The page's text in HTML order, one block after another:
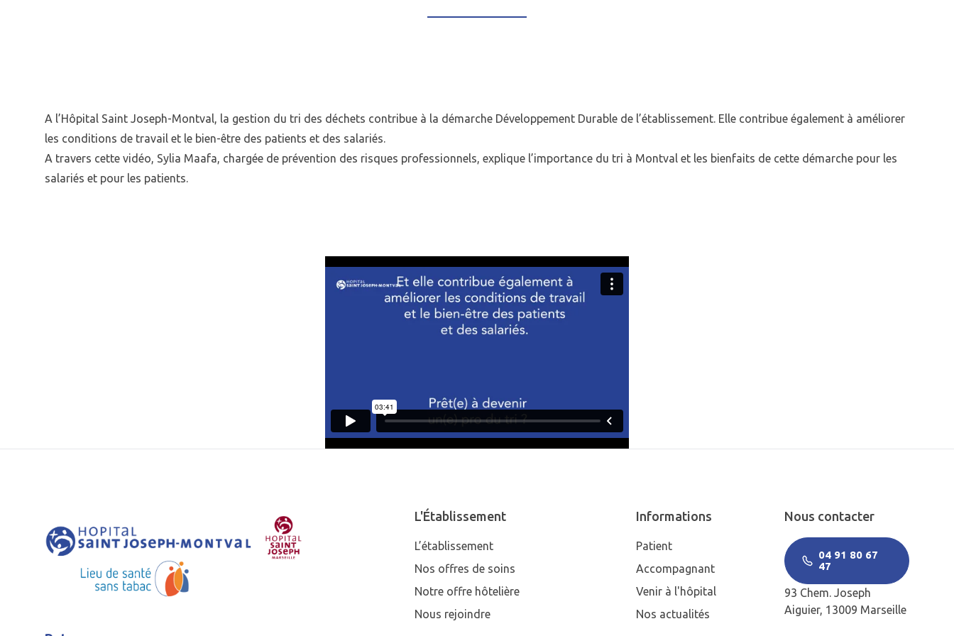
A l’Hôpital Saint Joseph-Montval, la gestion du tri des déchets contribue à la démarche Développement Durable de l’établissement. Elle contribue également à améliorer
les conditions de travail et le bien-être des patients et des salariés.
A travers cette vidéo, Sylia Maafa, chargée de prévention des risques professionnels, explique l’importance du tri à Montval et les bienfaits de cette démarche pour les
salariés et pour les patients.
L'Établissement
L’établissement
Nos offres de soins
Notre offre hôtelière
Nous rejoindre
Informations
Patient
Accompagnant
Venir à l'hôpital
Nos actualités
Nous contacter
04 91 80 67
47
93 Chem. Joseph
Aiguier, 13009 Marseille